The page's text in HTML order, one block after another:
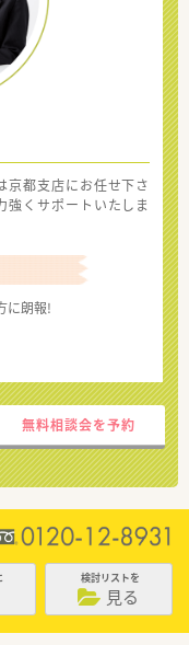
京都支店にお任せ下さ
強くサポートいたしま
に朗報!
無料相談会を予約
検討リストを
見る